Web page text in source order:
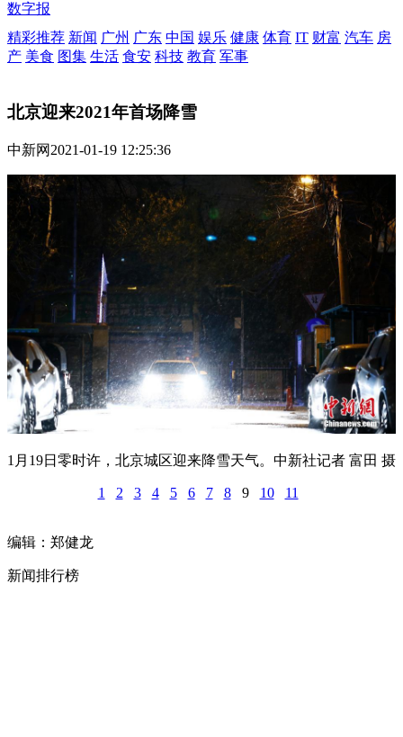
数字报
精彩推荐 新闻 广州 广东 中国 娱乐 健康 体育 IT 财富 汽车 房
产 美食 图集 生活 食安 科技 教育 军事
北京迎来2021年首场降雪
中新网 2021-01-19 12:25:36
1月19日零时许，北京城区迎来降雪天气。中新社记者 富田 摄
1 2 3 4 5 6 7 8 9 10 11
编辑：郑健龙
新闻排行榜